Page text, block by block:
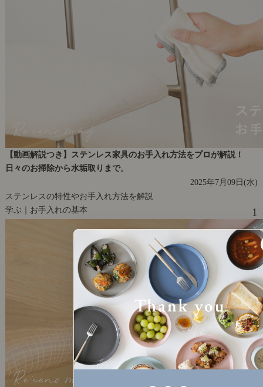
【動画解説つき】ステンレス家具のお手入れ方法をプロが解説！
日々のお掃除から水垢取りまで。
2025年7月09日(水)
ステンレスの特性やお手入れ方法を解説
学ぶ｜お手入れの基本
1